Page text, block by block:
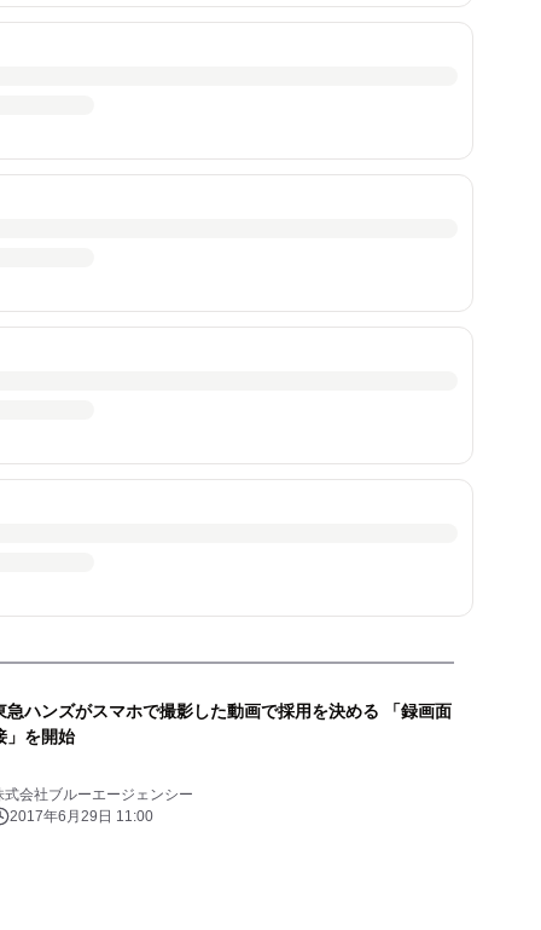
急ハンズがスマホで撮影した動画で採用を決める 「録画面
」を開始
式会社ブルーエージェンシー
2017年6月29日 11:00